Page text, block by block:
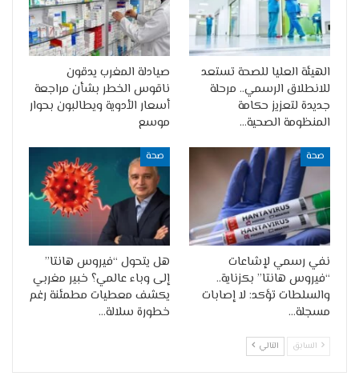
الهيئة العليا للصحة تستعد
للانطلاق الرسمي.. مرحلة
جديدة لتعزيز حكامة
المنظومة الصحية…
صيادلة المغرب يدقون
ناقوس الخطر بشأن مراجعة
أسعار الأدوية ويطالبون بحوار
موسع
صحة
نفي رسمي لإشاعات
“فيروس هانتا” بكزناية..
والسلطات تؤكد: لا إصابات
مسجلة…
صحة
هل يتحول “فيروس هانتا”
إلى وباء عالمي؟ خبير مغربي
يكشف معطيات مطمئنة رغم
خطورة سلالة…
السابق التالي